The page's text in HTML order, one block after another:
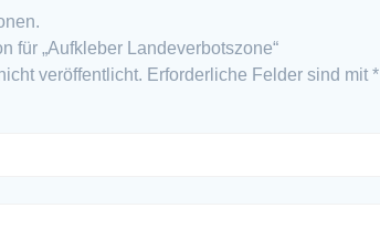
für „Aufkleber Landeverbotszone“
veröffentlicht. Erforderliche Felder sind mit*